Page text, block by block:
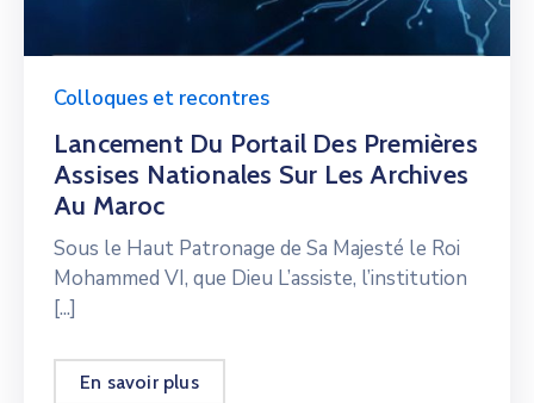
Colloques et recontres
Lancement Du Portail Des Premières
Assises Nationales Sur Les Archives
Au Maroc
Sous le Haut Patronage de Sa Majesté le Roi
Mohammed VI, que Dieu L’assiste, l’institution
[...]
En savoir plus